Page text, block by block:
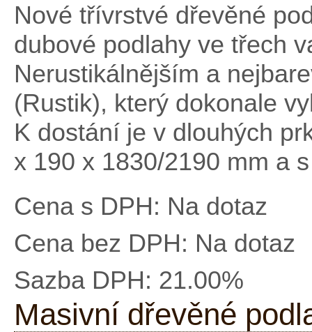
Nové třívrstvé dřevěné
dubové podlahy ve třech
Nerustikálnějším a
(Rustik), který dokonale
K dostání je v dlouhých
x 190 x 1830/2190 mm a
Cena s DPH: Na dotaz
Cena bez DPH: Na dotaz
Sazba DPH: 21.00%
Masivní dřevěné